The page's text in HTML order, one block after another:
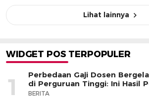
Lihat lainnya
WIDGET POS TERPOPULER
1
Perbedaan Gaji Dosen
di Perguruan Tinggi: Ini Hasil
BERITA